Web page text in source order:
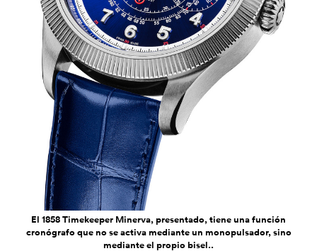
El 1858 Timekeeper Minerva, presentado, tiene una función
cronógrafo que no se activa mediante un monopulsador, sino
mediante el propio bisel..